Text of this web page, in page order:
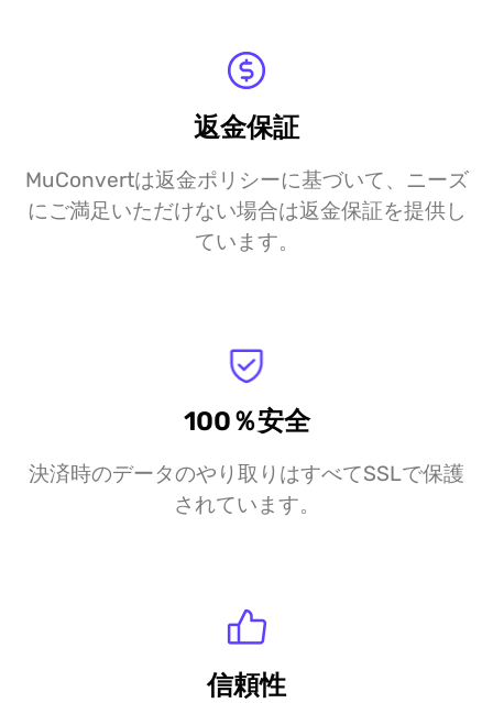
返金保証
MuConvertは返金ポリシーに基づいて、ニーズ
にご満足いただけない場合は返金保証を提供し
ています。
100％安全
決済時のデータのやり取りはすべてSSLで保護
されています。
信頼性